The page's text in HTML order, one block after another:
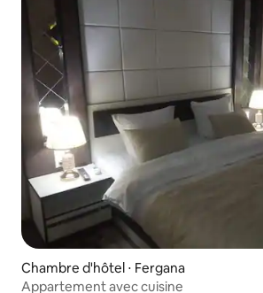
Chambre d'hôtel ⋅ Fergana
Appartement avec cuisine